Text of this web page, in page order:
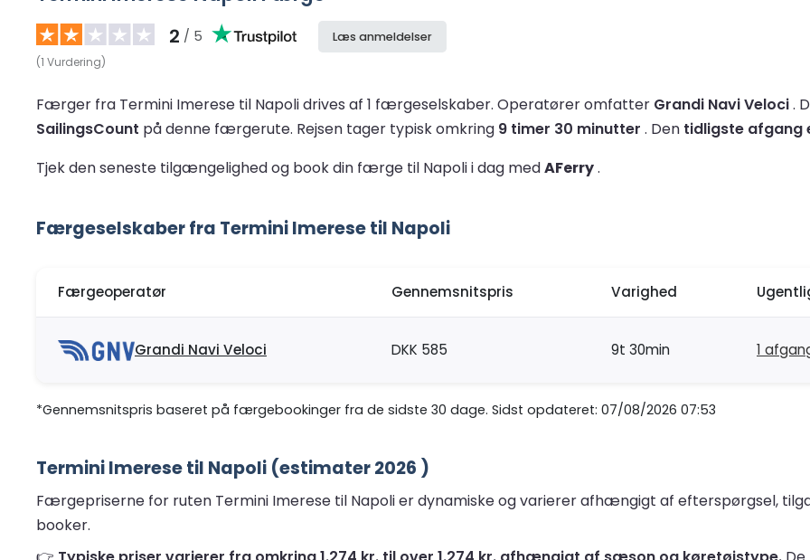
2 / 5
(1 Vurdering)
Læs anmeldelser
Færger fra Termini Imerese til Napoli drives af 1 færgeselskaber. Operatører omfatter Grandi Navi Veloci.
SailingsCount på denne færgerute. Rejsen tager typisk omkring 9 timer 30 minutter . Den tidligste afgang
Tjek den seneste tilgængelighed og book din færge til Napoli i dag medAFerry.
Færgeselskaber fra Termini Imerese til Napoli
Færgeoperatør Gennemsnitspris Varighed
Grandi Navi Veloci DKK 585 9t 30min 1
*Gennemsnitspris baseret på færgebookinger fra de sidste 30 dage. Sidst opdateret: 07/08/2026 07:53
Termini Imerese til Napoli (estimater 2026 )
Færgepriserne for ruten Termini Imerese til Napoli er dynamiske og varierer afhængigt af efterspørgsel,
booker.